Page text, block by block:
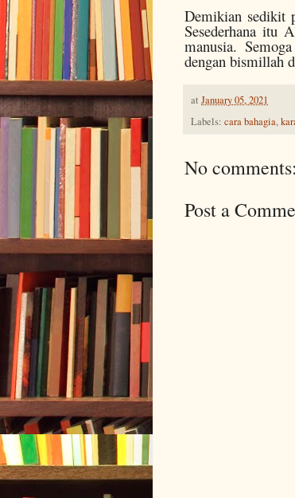
Demikian sedikit
Sesederhana itu
manusia.
dengan bismillah
at January 05, 2021
Labels: cara bahagia,
No comments:
Post a